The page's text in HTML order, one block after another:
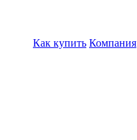
Как купить Компания